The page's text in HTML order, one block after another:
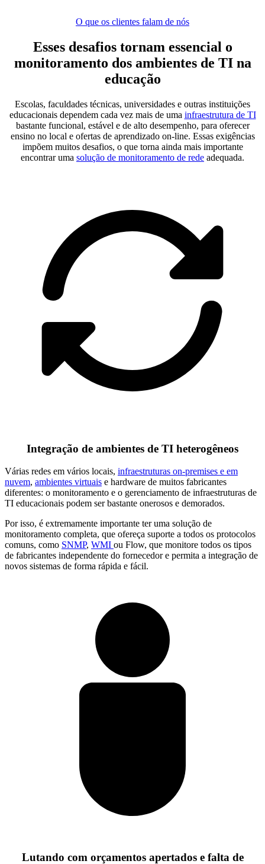
O que os clientes falam de nós
Esses desafios tornam essencial o
monitoramento dos ambientes de TI na
educação
Escolas, faculdades técnicas, universidades e outras instituições
educacionais dependem cada vez mais de uma infraestrutura de TI
bastante funcional, estável e de alto desempenho, para oferecer
ensino no local e ofertas de aprendizado on-line. Essas exigências
impõem muitos desafios, o que torna ainda mais importante
encontrar uma solução de monitoramento de rede adequada.
Integração de ambientes de TI heterogêneos
Várias redes em vários locais, infraestruturas on-premises e em
nuvem, ambientes virtuais e hardware de muitos fabricantes
diferentes: o monitoramento e o gerenciamento de infraestruturas de
TI educacionais podem ser bastante onerosos e demorados.
Por isso, é extremamente importante ter uma solução de
monitoramento completa, que ofereça suporte a todos os protocolos
comuns, como SNMP, WMI ou Flow, que monitore todos os tipos
de fabricantes independente do fornecedor e permita a integração de
novos sistemas de forma rápida e fácil.
Lutando com orçamentos apertados e falta de